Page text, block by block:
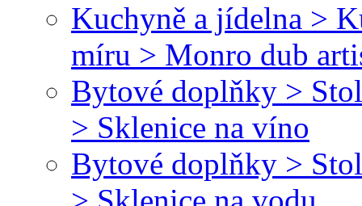
Kuchyně a jídelna >
míru > Monro dub
Bytové doplňky >
> Sklenice na víno
Bytové doplňky >